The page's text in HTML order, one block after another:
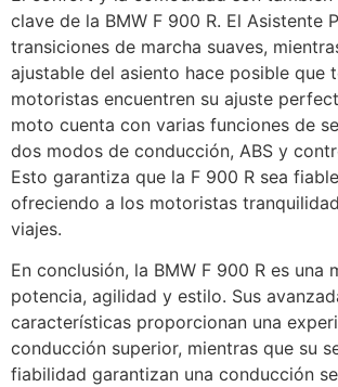
clave de la BMW F 900 R. El Asistente
transiciones de marcha suaves,
ajustable del asiento hace posible que
motoristas encuentren su ajuste
moto cuenta con varias funciones de
dos modos de conducción, ABS y
Esto garantiza que la F 900 R sea
ofreciendo a los motoristas
viajes.
En conclusión, la BMW F 900 R es una
potencia, agilidad y estilo. Sus
características proporcionan una
conducción superior, mientras que su
fiabilidad garantizan una conducción